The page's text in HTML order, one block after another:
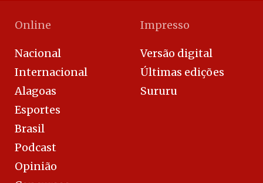
Online
Nacional
Internacional
Alagoas
Esportes
Brasil
Podcast
Opinião
Impresso
Versão digital
Últimas edições
Sururu